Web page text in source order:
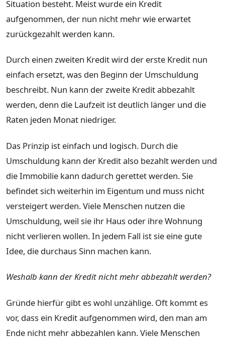
Situation besteht. Meist wurde ein Kredit
aufgenommen, der nun nicht mehr wie erwartet
zurückgezahlt werden kann.
Durch einen zweiten Kredit wird der erste Kredit nun
einfach ersetzt, was den Beginn der Umschuldung
beschreibt. Nun kann der zweite Kredit abbezahlt
werden, denn die Laufzeit ist deutlich länger und die
Raten jeden Monat niedriger.
Das Prinzip ist einfach und logisch. Durch die
Umschuldung kann der Kredit also bezahlt werden und
die Immobilie kann dadurch gerettet werden. Sie
befindet sich weiterhin im Eigentum und muss nicht
versteigert werden. Viele Menschen nutzen die
Umschuldung, weil sie ihr Haus oder ihre Wohnung
nicht verlieren wollen. In jedem Fall ist sie eine gute
Idee, die durchaus Sinn machen kann.
Weshalb kann der Kredit nicht mehr abbezahlt werden?
Gründe hierfür gibt es wohl unzählige. Oft kommt es
vor, dass ein Kredit aufgenommen wird, den man am
Ende nicht mehr abbezahlen kann. Viele Menschen